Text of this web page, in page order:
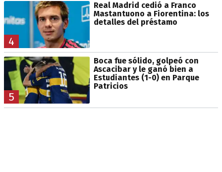
4
Real Madrid cedió a Franco
Mastantuono a Fiorentina: los
detalles del préstamo
5
Boca fue sólido, golpeó con
Ascacibar y le ganó bien a
Estudiantes (1-0) en Parque
Patricios